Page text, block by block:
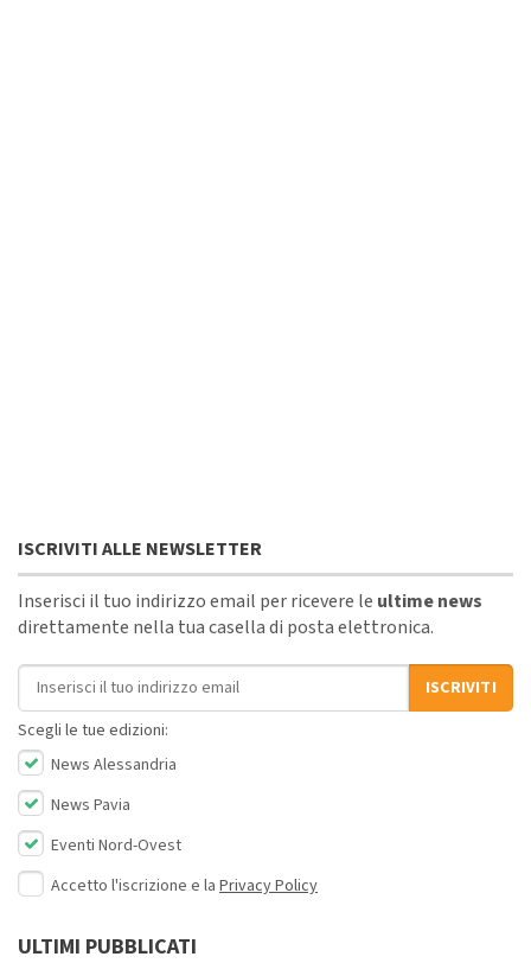
ISCRIVITI ALLE NEWSLETTER
Inserisci il tuo indirizzo email per ricevere le ultime news
direttamente nella tua casella di posta elettronica.
Indirizzo email
ISCRIVITI
Scegli le tue edizioni:
News Alessandria
News Pavia
Eventi Nord-Ovest
Accetto l'iscrizione e la Privacy Policy
ULTIMI PUBBLICATI